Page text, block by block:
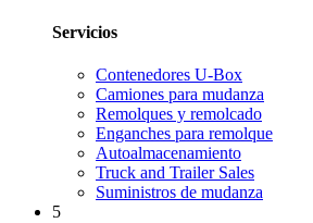
Servicios
Contenedores U-Box
Camiones para mudanza
Remolques y remolcado
Enganches para remolque
Autoalmacenamiento
Truck and Trailer Sales
Suministros de mudanza
5